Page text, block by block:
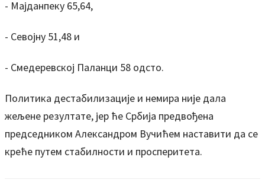
- Мајданпеку 65,64,
- Севојну 51,48 и
- Смедеревској Паланци 58 одсто.
Политика дестабилизације и немира није дала
жељене резултате, јер ће Србија предвођена
председником Александром Вучићем наставити да се
креће путем стабилности и просперитета.